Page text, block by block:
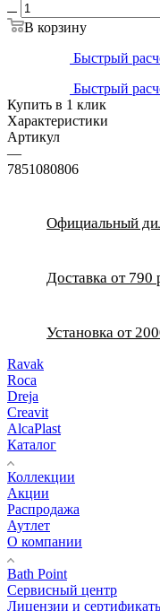
В корзину
Быстрый
Быстрый
Купить в 1 клик
Характеристики
Артикул
—
7851080806
Официальный
Доставка от 790
Установка от
Ravak
Roca
Dreja
Creavit
AlcaPlast
Каталог
Коллекции
Акции
Распродажа
Аутлет
О компании
Bath Point
Сервисный центр
Лицензии и